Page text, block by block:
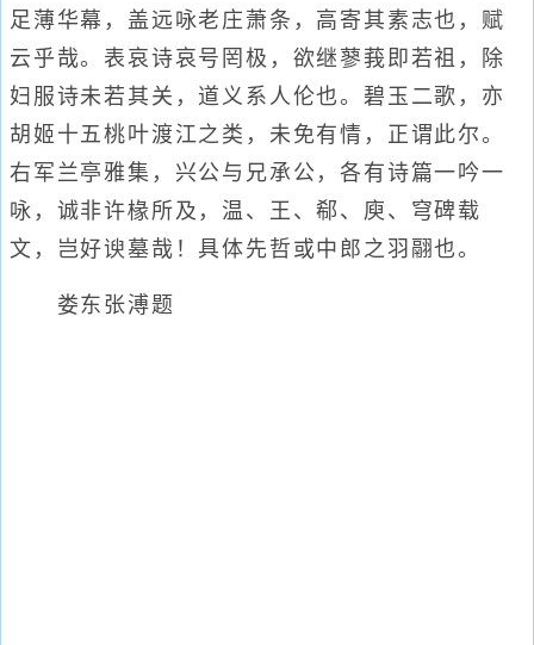
足薄华幕，盖远咏老庄萧条，高寄其素志也，赋
云乎哉。表哀诗哀号罔极，欲继蓼莪即若祖，除
妇服诗未若其关，道义系人伦也。碧玉二歌，亦
胡姬十五桃叶渡江之类，未免有情，正谓此尔。
右军兰亭雅集，兴公与兄承公，各有诗篇一吟一
咏，诚非许椽所及，温、王、郗、庾、穹碑载
文，岂好谀墓哉！具体先哲或中郎之羽翮也。
娄东张溥题